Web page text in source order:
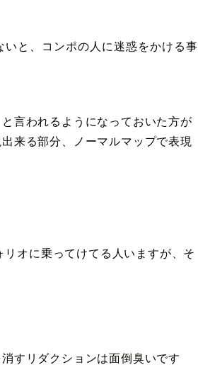
と、コンポの人に迷惑をかける事
言われるようになっておいた方が
来る部分、ノーマルマップで表現
オに乗ってけてる人いますが、そ
すリダクションは面倒臭いです